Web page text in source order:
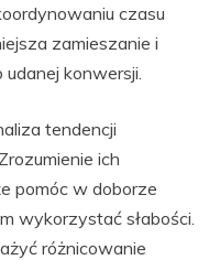
czasu
zamieszanie i
konwersji.
tendencji
ich
pomóc w doborze
wykorzystać słabości.
różnicowanie